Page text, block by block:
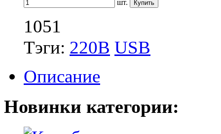
шт.
1051
Тэги: 220В USB
Описание
Новинки категории: